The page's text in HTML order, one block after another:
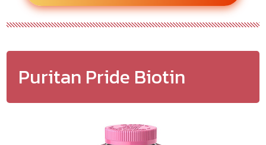
Puritan Pride Biotin